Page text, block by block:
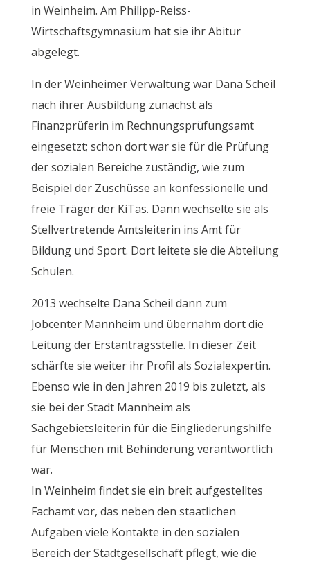
in Weinheim. Am Philipp-Reiss-
Wirtschaftsgymnasium hat sie ihr Abitur
abgelegt.
In der Weinheimer Verwaltung war Dana Scheil
nach ihrer Ausbildung zunächst als
Finanzprüferin im Rechnungsprüfungsamt
eingesetzt; schon dort war sie für die Prüfung
der sozialen Bereiche zuständig, wie zum
Beispiel der Zuschüsse an konfessionelle und
freie Träger der KiTas. Dann wechselte sie als
Stellvertretende Amtsleiterin ins Amt für
Bildung und Sport. Dort leitete sie die Abteilung
Schulen.
2013 wechselte Dana Scheil dann zum
Jobcenter Mannheim und übernahm dort die
Leitung der Erstantragsstelle. In dieser Zeit
schärfte sie weiter ihr Profil als Sozialexpertin.
Ebenso wie in den Jahren 2019 bis zuletzt, als
sie bei der Stadt Mannheim als
Sachgebietsleiterin für die Eingliederungshilfe
für Menschen mit Behinderung verantwortlich
war.
In Weinheim findet sie ein breit aufgestelltes
Fachamt vor, das neben den staatlichen
Aufgaben viele Kontakte in den sozialen
Bereich der Stadtgesellschaft pflegt, wie die